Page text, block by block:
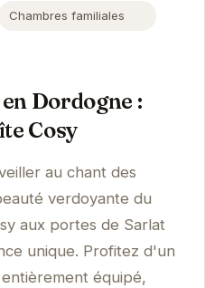
Chambres familiales
Dordogne :
Cosy
au chant des
verdoyante du
aux portes de Sarlat
unique. Profitez d'un
équipé,